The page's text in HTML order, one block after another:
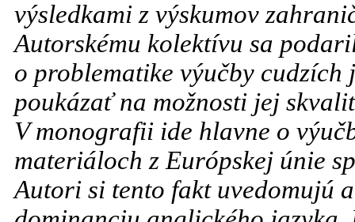
výsledkami z výskumov
Autorskému kolektívu sa
o problematike výučby cudzích
poukázať na možnosti jej
V monografii ide hlavne o
materiáloch z Európskej únie
Autori si tento fakt uvedomujú